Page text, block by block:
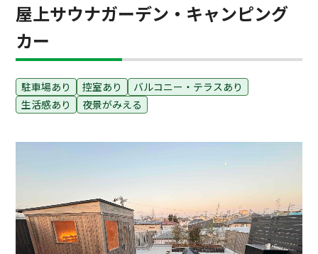
屋上サウナガーデン・キャンピング
カー
駐車場あり 控室あり
バルコニー・テラスあり
生活感あり
夜景がみえる